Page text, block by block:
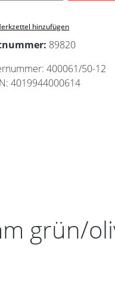
hinzufügen
89820
400061/50-12
4019944000614
grün/